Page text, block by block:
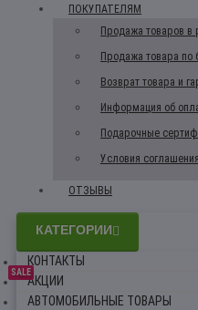
ПОКУПАТЕЛЯМ
Продажа товаров в
Продажа товара по
Возврат товара и
Информация об
Подарочные
Условия соглашения
ОТЗЫВЫ
КАТЕГОРИИ
КОНТАКТЫ
SALE
АКЦИИ
АВТОМОБИЛЬНЫЕ ТОВАРЫ